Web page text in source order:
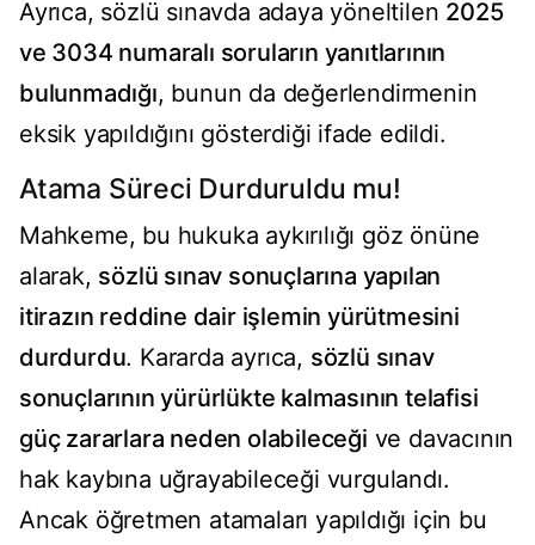
Ayrıca, sözlü sınavda adaya yöneltilen 2025
ve 3034 numaralı soruların yanıtlarının
bulunmadığı, bunun da değerlendirmenin
eksik yapıldığını gösterdiği ifade edildi.
Atama Süreci Durduruldu mu!
Mahkeme, bu hukuka aykırılığı göz önüne
alarak, sözlü sınav sonuçlarına yapılan
itirazın reddine dair işlemin yürütmesini
durdurdu. Kararda ayrıca, sözlü sınav
sonuçlarının yürürlükte kalmasının telafisi
güç zararlara neden olabileceği ve davacının
hak kaybına uğrayabileceği vurgulandı.
Ancak öğretmen atamaları yapıldığı için bu